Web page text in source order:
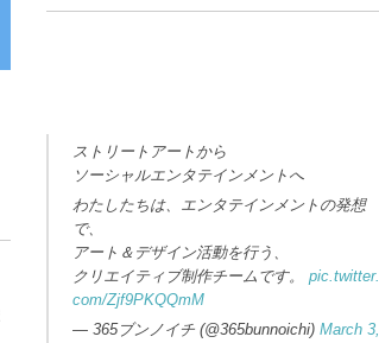
ストリートアートから
ソーシャルエンタテインメントへ
わたしたちは、エンタテインメントの発想
で、
アート＆デザイン活動を行う、
クリエイティブ制作チームです。 pic.twitter.
com/Zjf9PKQQmM
— 365ブンノイチ (@365bunnoichi) March 3,